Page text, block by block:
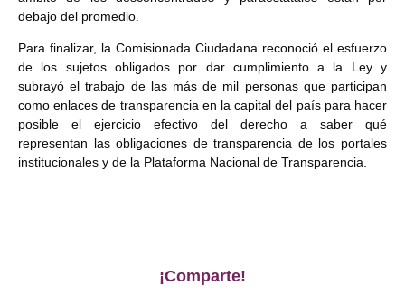
debajo del promedio.
Para finalizar, la Comisionada Ciudadana reconoció el esfuerzo
de los sujetos obligados por dar cumplimiento a la Ley y
subrayó el trabajo de las más de mil personas que participan
como enlaces de transparencia en la capital del país para hacer
posible el ejercicio efectivo del derecho a saber qué
representan las obligaciones de transparencia de los portales
institucionales y de la Plataforma Nacional de Transparencia.
¡Comparte!